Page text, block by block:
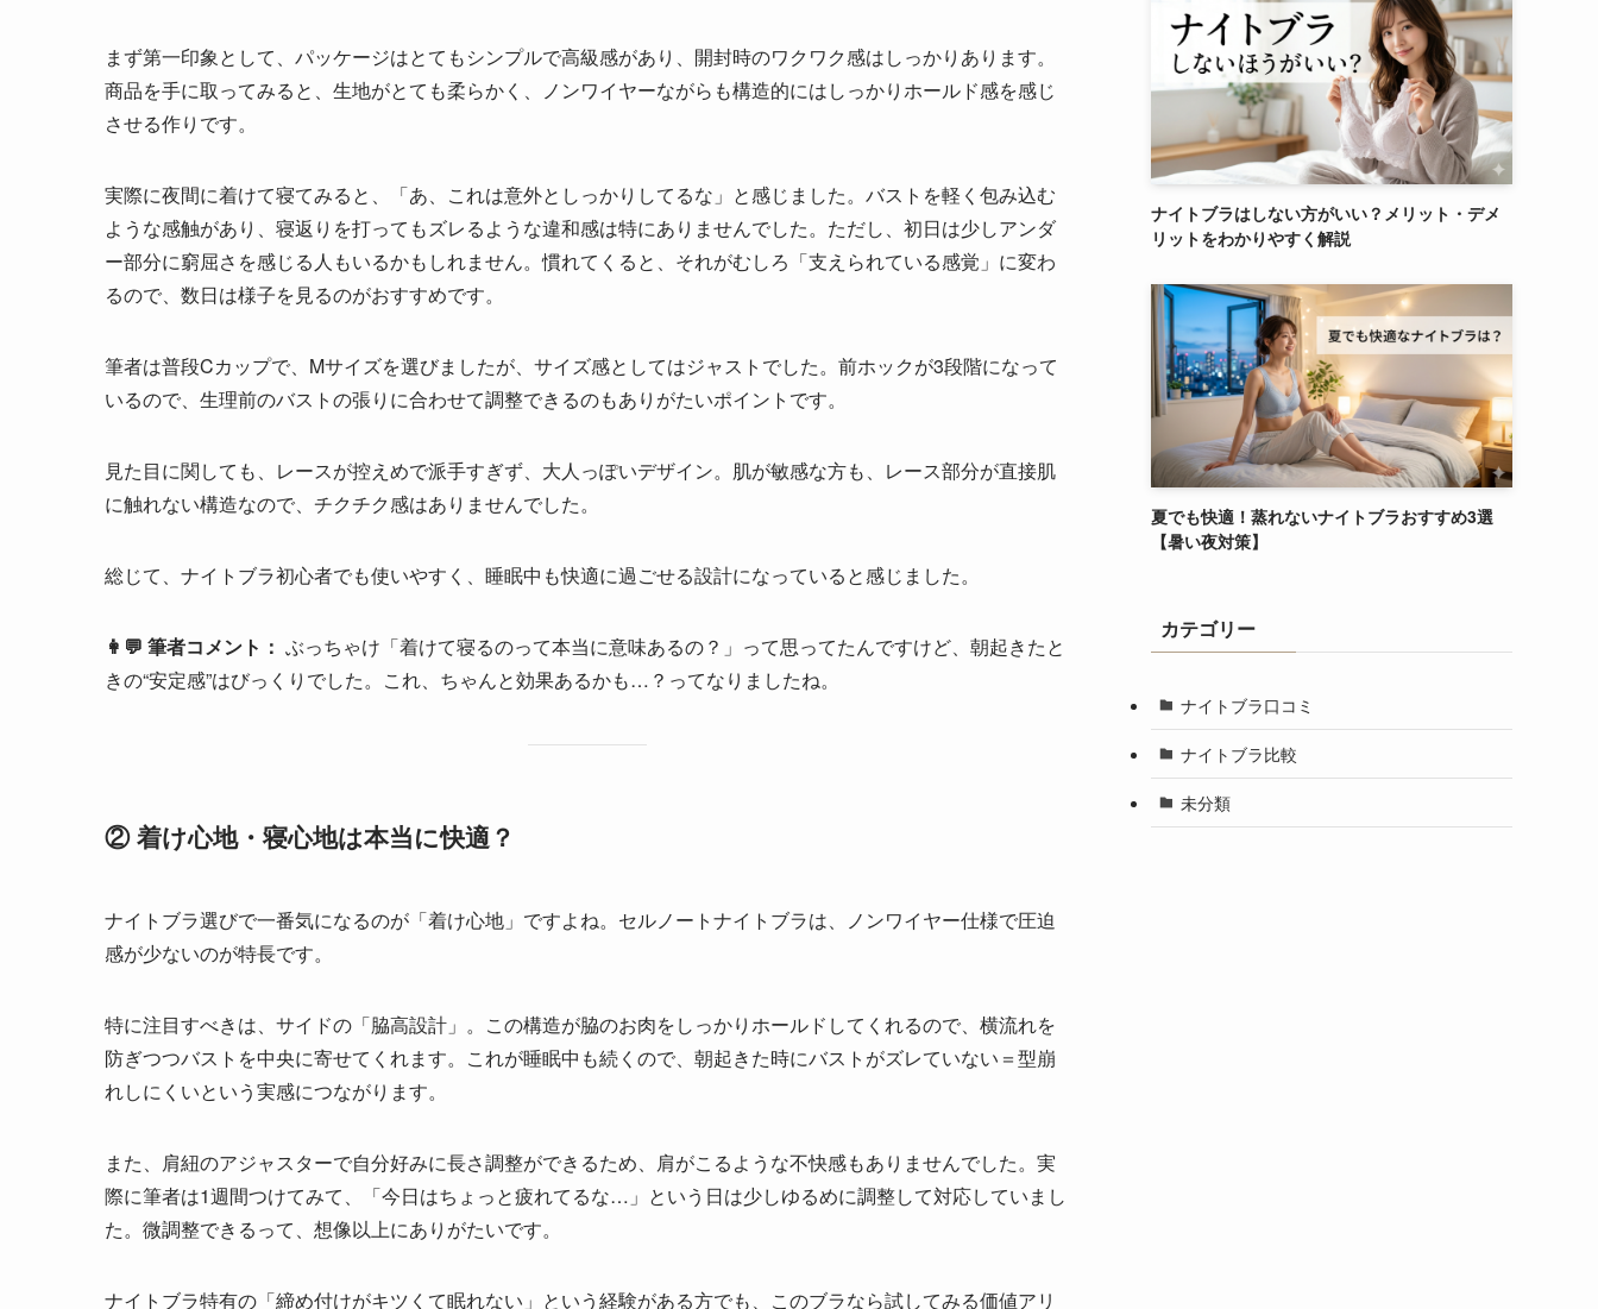
まず第一印象として、パッケージはとてもシンプルで高級感があり、開封時のワクワク感はしっかりあります。
商品を手に取ってみると、生地がとても柔らかく、ノンワイヤーながらも構造的にはしっかりホールド感を感じ
させる作りです。
実際に夜間に着けて寝てみると、「あ、これは意外としっかりしてるな」と感じました。バストを軽く包み込む
ような感触があり、寝返りを打ってもズレるような違和感は特にありませんでした。ただし、初日は少しアンダ
ー部分に窮屈さを感じる人もいるかもしれません。慣れてくると、それがむしろ「支えられている感覚」に変わ
るので、数日は様子を見るのがおすすめです。
筆者は普段Cカップで、Mサイズを選びましたが、サイズ感としてはジャストでした。前ホックが3段階になって
いるので、生理前のバストの張りに合わせて調整できるのもありがたいポイントです。
見た目に関しても、レースが控えめで派手すぎず、大人っぽいデザイン。肌が敏感な方も、レース部分が直接肌
に触れない構造なので、チクチク感はありませんでした。
総じて、ナイトブラ初心者でも使いやすく、睡眠中も快適に過ごせる設計になっていると感じました。
👩‍💬 筆者コメント： ぶっちゃけ「着けて寝るのって本当に意味あるの？」って思ってたんですけど、朝起きたと
きの“安定感”はびっくりでした。これ、ちゃんと効果あるかも…？ってなりましたね。
② 着け心地・寝心地は本当に快適？
ナイトブラ選びで一番気になるのが「着け心地」ですよね。セルノートナイトブラは、ノンワイヤー仕様で圧迫
感が少ないのが特長です。
特に注目すべきは、サイドの「脇高設計」。この構造が脇のお肉をしっかりホールドしてくれるので、横流れを
防ぎつつバストを中央に寄せてくれます。これが睡眠中も続くので、朝起きた時にバストがズレていない＝型崩
れしにくいという実感につながります。
また、肩紐のアジャスターで自分好みに長さ調整ができるため、肩がこるような不快感もありませんでした。実
際に筆者は1週間つけてみて、「今日はちょっと疲れてるな…」という日は少しゆるめに調整して対応していまし
た。微調整できるって、想像以上にありがたいです。
ナイトブラ特有の「締め付けがキツくて眠れない」という経験がある方でも、このブラなら試してみる価値アリ
ナイトブラはしない方がいい？メリット・デメ
リットをわかりやすく解説
夏でも快適！蒸れないナイトブラおすすめ3選
【暑い夜対策】
カテゴリー
ナイトブラ口コミ
ナイトブラ比較
未分類